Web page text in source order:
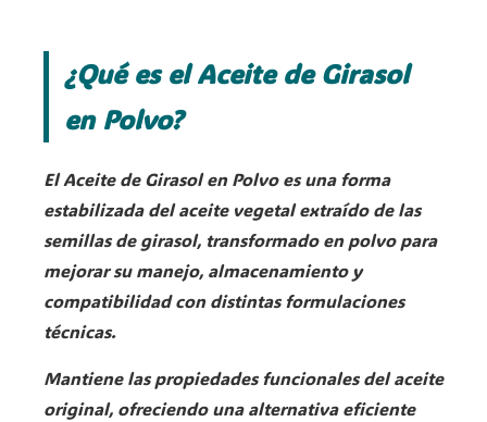
¿Qué es el Aceite de Girasol
en Polvo?
El Aceite de Girasol en Polvo es una forma
estabilizada del aceite vegetal extraído de las
semillas de girasol, transformado en polvo para
mejorar su manejo, almacenamiento y
compatibilidad con distintas formulaciones
técnicas.
Mantiene las propiedades funcionales del aceite
original, ofreciendo una alternativa eficiente